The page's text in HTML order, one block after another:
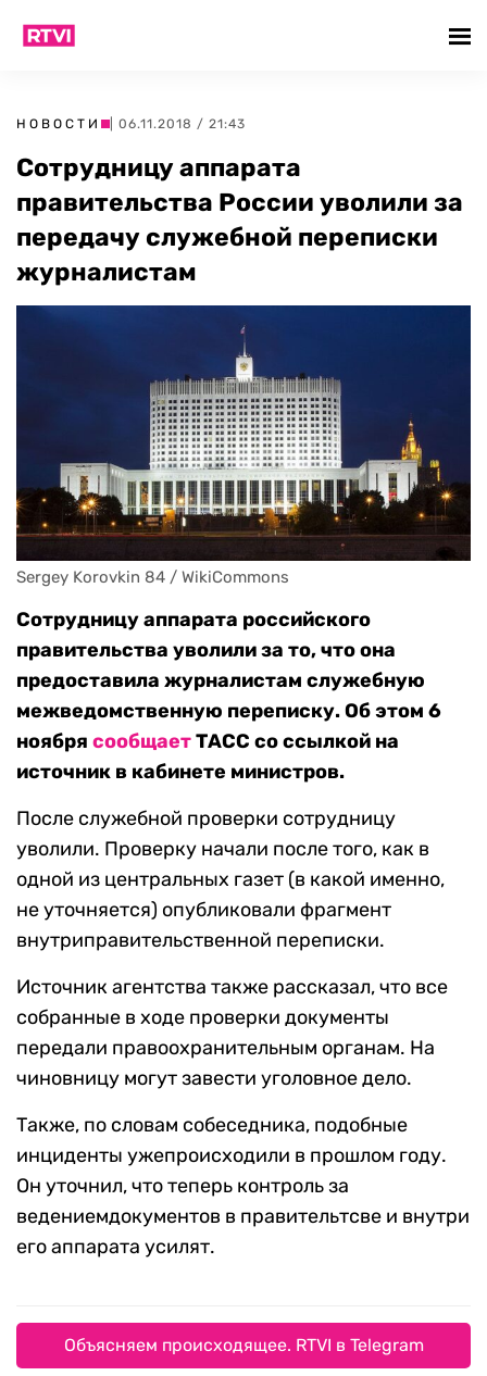
НОВОСТИ | 06.11.2018 / 21:43
Сотрудницу аппарата
правительства России уволили за
передачу служебной переписки
журналистам
Sergey Korovkin 84 / WikiCommons
Сотрудницу аппарата российского
правительства уволили за то, что она
предоставила журналистам служебную
межведомственную переписку. Об этом 6
ноября сообщаетТАСС со ссылкой на
источник в кабинете министров.
После служебной проверки сотрудницу
уволили. Проверку начали после того, как в
одной из центральных газет (в какой именно,
не уточняется) опубликовали фрагмент
внутриправительственной переписки.
Источник агентства также рассказал, что все
собранные в ходе проверки документы
передали правоохранительным органам. На
чиновницу могут завести уголовное дело.
Также, по словам собеседника, подобные
инциденты ужепроисходили в прошлом году.
Он уточнил, что теперь контроль за
ведениемдокументов в правительтсве и внутри
его аппарата усилят.
Объясняем происходящее. RTVI в Telegram